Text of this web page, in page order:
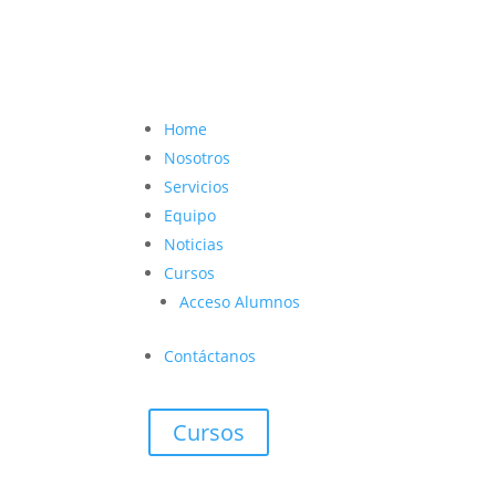
Home
Nosotros
Servicios
Equipo
Noticias
Cursos
Acceso Alumnos
Contáctanos
Cursos